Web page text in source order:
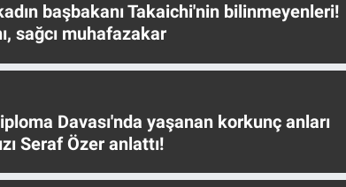
başbakanı Takaichi'nin bilinmeyenleri!
sağcı muhafazakar
Davası'nda yaşanan korkunç anları
Seraf Özer anlattı!